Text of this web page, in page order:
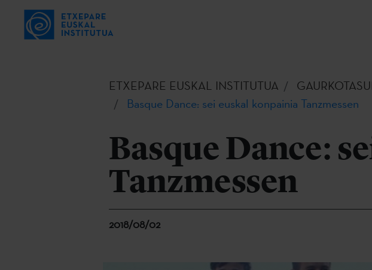
ETXEPARE EUSKAL INSTITUTUA
Basque Dance: sei euskal konpainia Tanzmessen
Basque Dance:
Tanzmessen
2018/08/02